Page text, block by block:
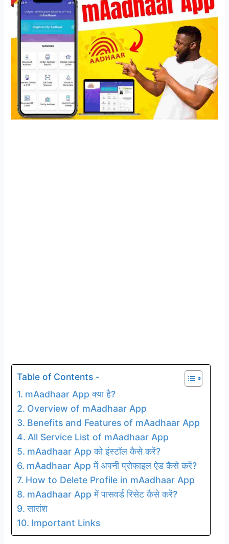
Table of Contents -
mAadhaar App क्या है?
Overview of mAadhaar App
Benefits and Features of mAadhaar App
All Service List of mAadhaar App
mAadhaar App को इंस्टॉल कैसे करें?
mAadhaar App में अपनी प्रोफाइल ऐड कैसे करें?
How to Delete Profile in mAadhaar App
mAadhaar App में पासवर्ड रिसेट कैसे करें?
सारांश
Important Links